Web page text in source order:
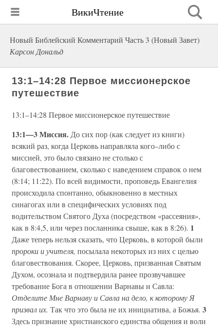
ВикиЧтение
Новый Библейский Комментарий Часть 3 (Новый Завет)
Карсон Дональд
13:1–14:28 Первое миссионерское
путешествие
13:1–14:28 Первое миссионерское путешествие
13:1—3 Миссия. До сих пор (как следует из книги)
всякий раз, когда Церковь направляла кого–либо с
миссией, это было связано не столько с
благовествованием, сколько с наведением справок о нем
(8:14; 11:22). По всей видимости, проповедь Евангелия
происходила спонтанно, обыкновенно в местных
синагогах или в специфических условиях под
водительством Святого Духа (посредством «рассеяния»,
как в 8:4,5, или через посланника свыше, как в 8:26). 1
Даже теперь нельзя сказать, что Церковь, в которой были
пророки и учителя, посылала некоторых из них с целью
благовествования. Скорее, Церковь, призванная Святым
Духом, осознала и подтвердила ранее прозвучавшее
требование Бога в отношении Варнавы и Савла:
Отделите Мне Варнаву и Савла на дело, к которому Я
призвал их. Так что это была не их инициатива, а Божья. 3
Здесь признание христианского единства общения и воли